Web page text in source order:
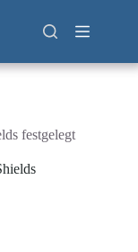
festgelegt